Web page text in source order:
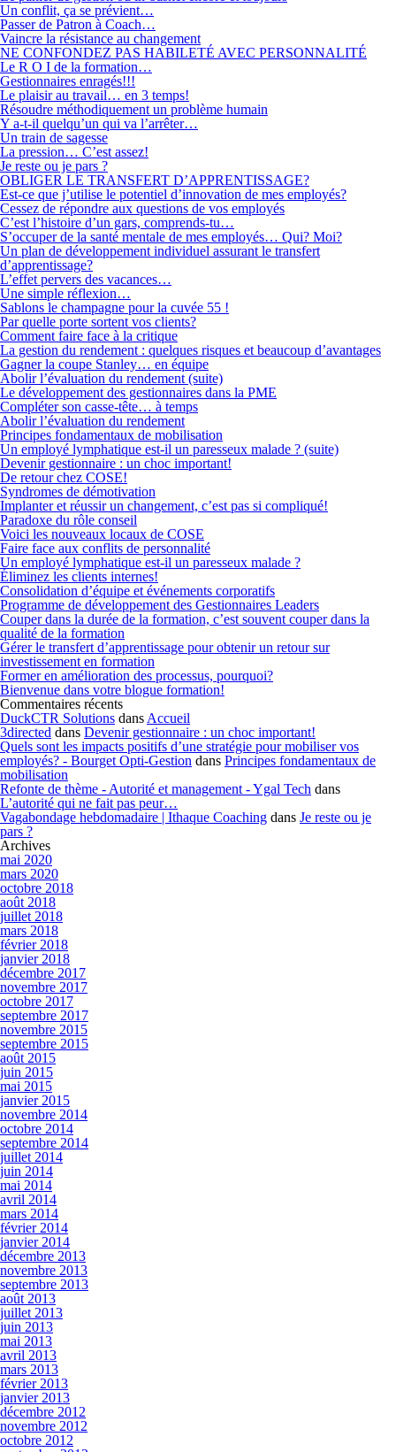
Un conflit, ça se prévient…
Passer de Patron à Coach…
Vaincre la résistance au changement
NE CONFONDEZ PAS HABILETÉ AVEC PERSONNALITÉ
Le R O I de la formation…
Gestionnaires enragés!!!
Le plaisir au travail… en 3 temps!
Résoudre méthodiquement un problème humain
Y a-t-il quelqu’un qui va l’arrêter…
Un train de sagesse
La pression… C’est assez!
Je reste ou je pars ?
OBLIGER LE TRANSFERT D’APPRENTISSAGE?
Est-ce que j’utilise le potentiel d’innovation de mes employés?
Cessez de répondre aux questions de vos employés
C’est l’histoire d’un gars, comprends-tu…
S’occuper de la santé mentale de mes employés… Qui? Moi?
Un plan de développement individuel assurant le transfert
d’apprentissage?
L’effet pervers des vacances…
Une simple réflexion…
Sablons le champagne pour la cuvée 55 !
Par quelle porte sortent vos clients?
Comment faire face à la critique
La gestion du rendement : quelques risques et beaucoup d’avantages
Gagner la coupe Stanley… en équipe
Abolir l’évaluation du rendement (suite)
Le développement des gestionnaires dans la PME
Compléter son casse-tête… à temps
Abolir l’évaluation du rendement
Principes fondamentaux de mobilisation
Un employé lymphatique est-il un paresseux malade ? (suite)
Devenir gestionnaire : un choc important!
De retour chez COSE!
Syndromes de démotivation
Implanter et réussir un changement, c’est pas si compliqué!
Paradoxe du rôle conseil
Voici les nouveaux locaux de COSE
Faire face aux conflits de personnalité
Un employé lymphatique est-il un paresseux malade ?
Éliminez les clients internes!
Consolidation d’équipe et événements corporatifs
Programme de développement des Gestionnaires Leaders
Couper dans la durée de la formation, c’est souvent couper dans la
qualité de la formation
Gérer le transfert d’apprentissage pour obtenir un retour sur
investissement en formation
Former en amélioration des processus, pourquoi?
Bienvenue dans votre blogue formation!
Commentaires récents
DuckCTR Solutions dans Accueil
3directed dans Devenir gestionnaire : un choc important!
Quels sont les impacts positifs d’une stratégie pour mobiliser vos
employés? - Bourget Opti-Gestion dans Principes fondamentaux de
mobilisation
Refonte de thème - Autorité et management - Ygal Tech dans
L’autorité qui ne fait pas peur…
Vagabondage hebdomadaire | Ithaque Coaching dans Je reste ou je
pars ?
Archives
mai 2020
mars 2020
octobre 2018
août 2018
juillet 2018
mars 2018
février 2018
janvier 2018
décembre 2017
novembre 2017
octobre 2017
septembre 2017
novembre 2015
septembre 2015
août 2015
juin 2015
mai 2015
janvier 2015
novembre 2014
octobre 2014
septembre 2014
juillet 2014
juin 2014
mai 2014
avril 2014
mars 2014
février 2014
janvier 2014
décembre 2013
novembre 2013
septembre 2013
août 2013
juillet 2013
juin 2013
mai 2013
avril 2013
mars 2013
février 2013
janvier 2013
décembre 2012
novembre 2012
octobre 2012